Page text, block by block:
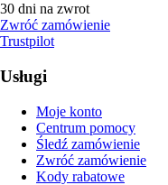
30 dni na zwrot
Zwróć zamówienie
Trustpilot
Usługi
Moje konto
Centrum pomocy
Śledź zamówienie
Zwróć zamówienie
Kody rabatowe